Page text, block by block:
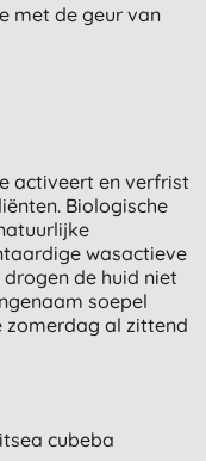
met de geur van
activeert en verfrist
Biologische
wasactieve
de huid niet
soepel
zomerdag al zittend
cubeba